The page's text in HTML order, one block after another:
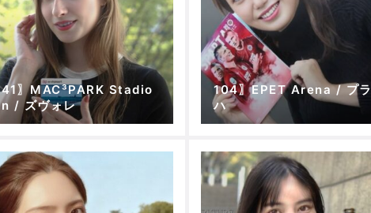
41〗MAC³PARK Stadio
n / ズヴォレ
104〗EPET Arena / プラ
ハ